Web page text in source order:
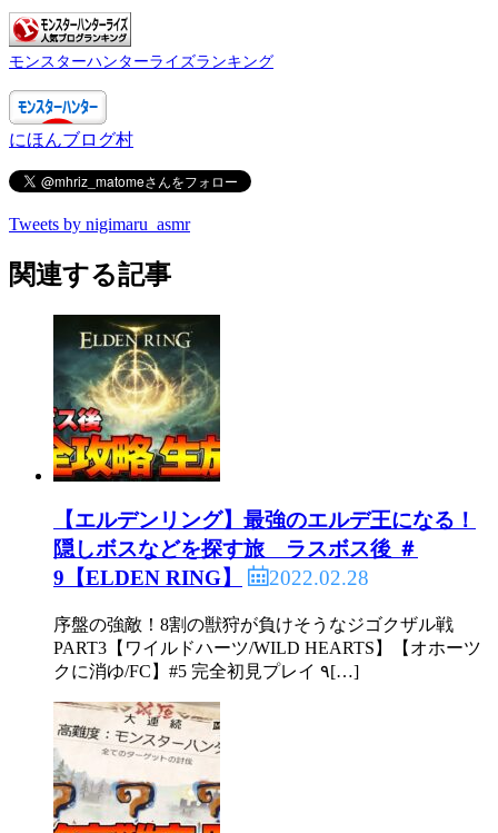
モンスターハンターライズランキング
にほんブログ村
Tweets by nigimaru_asmr
関連する記事
【エルデンリング】最強のエルデ王になる！
隠しボスなどを探す旅 ラスボス後 ＃
9【ELDEN RING】
2022.02.28
序盤の強敵！8割の獣狩が負けそうなジゴクザル戦
PART3【ワイルドハーツ/WILD HEARTS】【オホーツ
クに消ゆ/FC】#5 完全初見プレイ ٩[…]